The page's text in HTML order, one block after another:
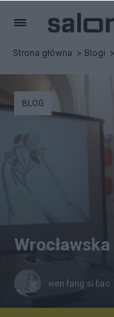
Strona główna Blogi
BLOG
wen fang si bao